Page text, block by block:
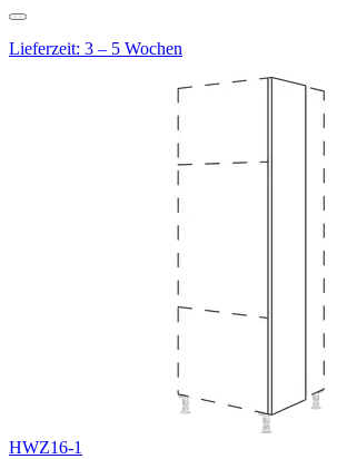
Lieferzeit: 3 – 5 Wochen
HWZ16-1